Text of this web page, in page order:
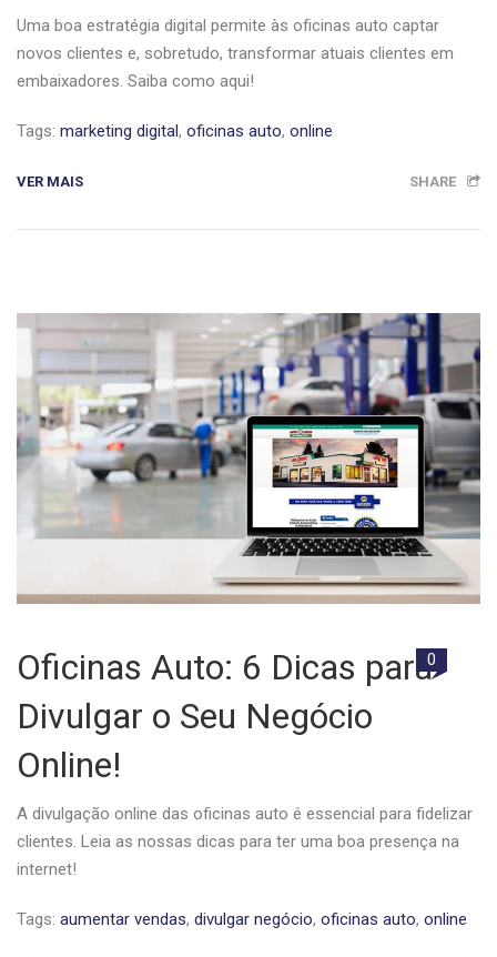
Uma boa estratégia digital permite às oficinas auto captar
novos clientes e, sobretudo, transformar atuais clientes em
embaixadores. Saiba como aqui!
Tags: marketing digital, oficinas auto, online
VER MAIS SHARE
Oficinas Auto: 6 Dicas para
Divulgar o Seu Negócio
Online!
0
A divulgação online das oficinas auto é essencial para fidelizar
clientes. Leia as nossas dicas para ter uma boa presença na
internet!
Tags: aumentar vendas, divulgar negócio, oficinas auto, online